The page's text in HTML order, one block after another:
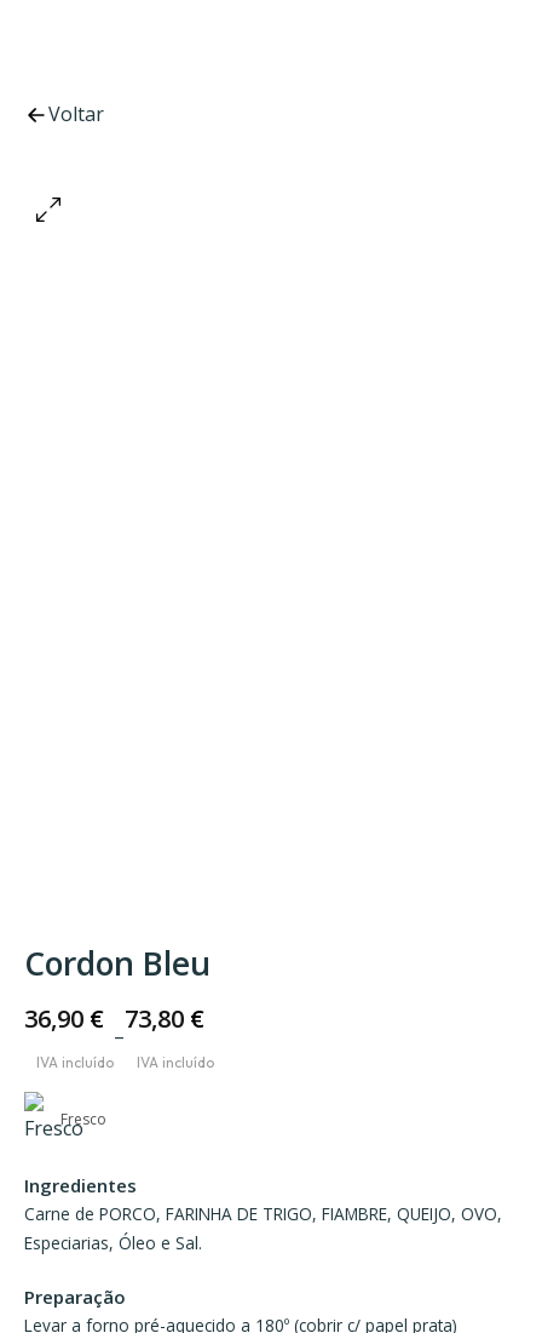
Voltar
Cordon Bleu
36,90 €
–
73,80 €
Price
range:
36,90 €
73,80 €
Fresco
Ingredientes
Carne de PORCO, FARINHA DE TRIGO, FIAMBRE, QUEIJO, OVO,
Especiarias, Óleo e Sal.
Preparação
Levar a forno pré-aquecido a 180º (cobrir c/ papel prata)